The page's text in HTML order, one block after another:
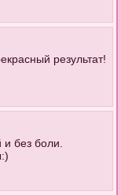
результат!
без боли.